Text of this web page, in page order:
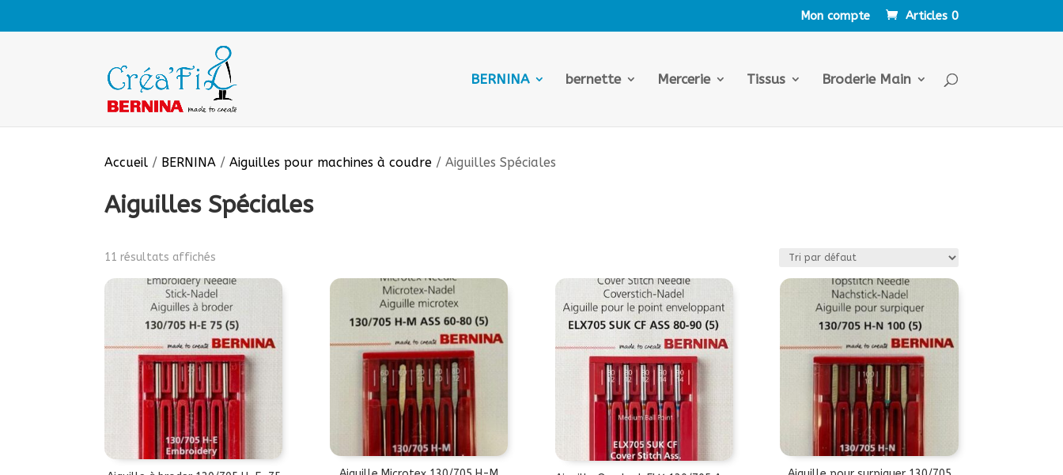
Mon compte Articles 0
BERNINA bernette Mercerie Tissus Broderie Main
Accueil / BERNINA / Aiguilles pour machines à coudre / Aiguilles Spéciales
Aiguilles Spéciales
11 résultats affichés